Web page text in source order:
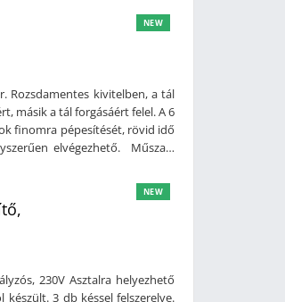
így nincsen olyan hely, ahol
távolság minimálisKönnyen
1000-4000 fordulat/percKés
forgatómotor teljesítménye:
x mé x ma)Elektronika doboz
Rozsdamentes kivitelben, a tál
másik a tál forgásáért felel. A 6
finomra pépesítését, rövid idő
elvégezhető. Műszaki
vezérlésCseppálló kezelő
1500/3000 fordulat/percKés
fordulat/percTál forgatómotor
x 787 x 607 mm (szé x mé x
NEW
230V Asztalra helyezhető
3 db késsel felszerelve.
NEW